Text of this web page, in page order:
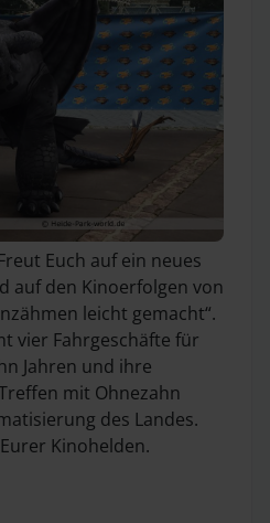
Euch auf ein neues
auf den Kinoerfolgen von
leicht gemacht“.
vier Fahrgeschäfte für
Jahren und ihre
mit Ohnezahn
des Landes.
Kinohelden.